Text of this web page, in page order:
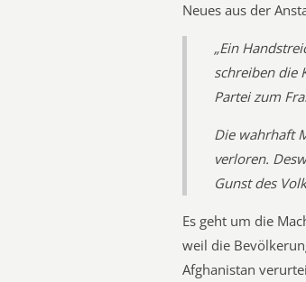
Neues aus der
„Ein
schreiben die
Partei zum
Die wahrhaft
verloren.
Gunst des
Es geht um die
weil die
Afghanistan